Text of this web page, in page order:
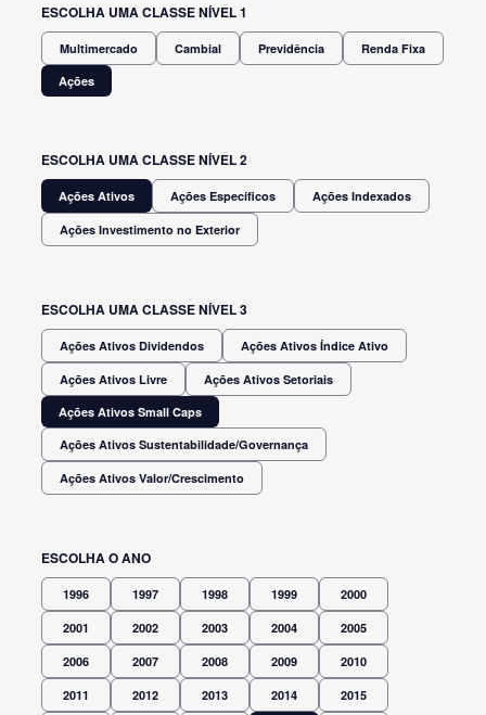
ESCOLHA UMA CLASSE NÍVEL 1
Multimercado Cambial Previdência
Renda Fixa
Ações
ESCOLHA UMA CLASSE NÍVEL 2
Ações Ativos Ações Específicos Ações Indexados
Ações Investimento no Exterior
ESCOLHA UMA CLASSE NÍVEL 3
Ações Ativos Dividendos Ações Ativos Índice Ativo
Ações Ativos Livre
Ações Ativos Setoriais
Ações Ativos Small Caps
Ações Ativos Sustentabilidade/Governança
Ações Ativos Valor/Crescimento
ESCOLHA O ANO
1996 1997 1998 1999 2000
2001 2002 2003 2004 2005
2006 2007 2008 2009 2010
2011 2012 2013 2014 2015